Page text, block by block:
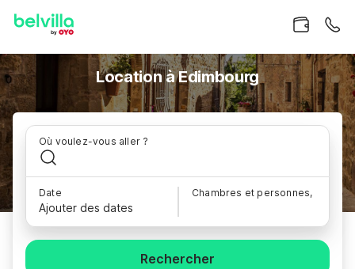
Location à Edimbourg
Où voulez-vous aller ?
Date
Ajouter des dates
Chambres et personnes,
Rechercher